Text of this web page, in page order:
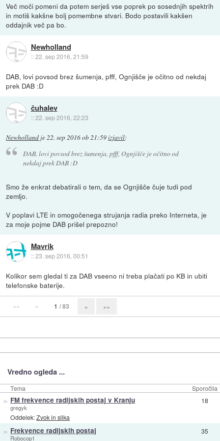
Več moči pomeni da potem serješ vse poprek po sosednjih spektrih
in motiš kakšne bolj pomembne stvari. Bodo postavili kakšen
oddajnik več pa bo.
Newholland
::22. sep 2016, 21:59
DAB, lovi povsod brez šumenja, pfff, Ognjišče je očitno od nekdaj
prek DAB :D
čuhalev
::22. sep 2016, 22:23
Newholland je 22. sep 2016 ob 21:59izjavil:
DAB, lovi povsod brez šumenja, pfff, Ognjišče je očitno od
nekdaj prek DAB :D
Smo že enkrat debatirali o tem, da se Ognjišče čuje tudi pod
zemljo.
V poplavi LTE in omogočenega strujanja radia preko Interneta, je
za moje pojme DAB prišel prepozno!
Mavrik
::23. sep 2016, 00:51
Kolikor sem gledal ti za DAB vseeno ni treba plačati po KB in ubiti
telefonske baterije.
«« « 1 / 83 » »»
Vredno ogleda ...
Tema Sporočila
» FM frekvence radijskih postaj v Kranju
gregyk
Oddelek:Zvok in slika
18
» Frekvence radijskih postaj
Robocop1
35